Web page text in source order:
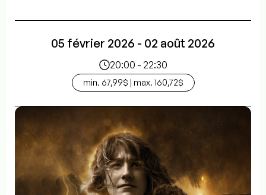
05 février 2026 - 02 août 2026
20:00 - 22:30
min. 67,99$ | max. 160,72$